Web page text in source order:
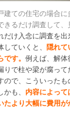
ての住宅の場合に
きるだけ調査して、
だけ入念に調査を出
ていくと、 隠れて
す。 例えば、解体
りで柱や梁が腐って
で、
こういった
かも、 内容によっ
たより大幅に費用